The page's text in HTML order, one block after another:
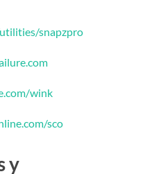
snapzpro
wink
sco
y